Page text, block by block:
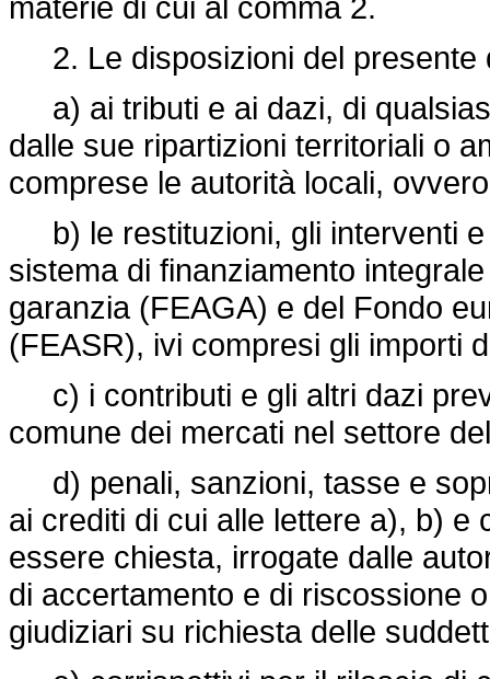
2. Le disposizioni del presente
a) ai tributi e ai dazi, di
dalle sue ripartizioni territoriali o
comprese le autorità locali,
b) le restituzioni, gli interventi e
sistema di finanziamento
garanzia (FEAGA) e del Fondo
(FEASR), ivi compresi gli importi
c) i contributi e gli altri dazi
comune dei mercati nel settore
d) penali, sanzioni, tasse e
ai crediti di cui alle lettere a), b)
essere chiesta, irrogate dalle
di accertamento e di riscossione
giudiziari su richiesta delle